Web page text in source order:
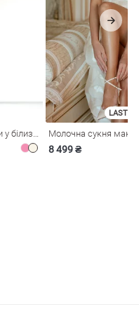
LAST
8 499 ₴